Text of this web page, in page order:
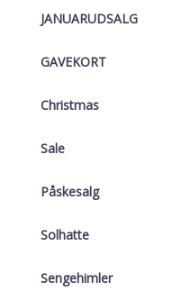
JANUARUDSALG
GAVEKORT
Christmas
Sale
Påskesalg
Solhatte
Sengehimler